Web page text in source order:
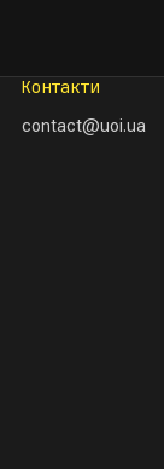
Контакти
contact@uoi.ua